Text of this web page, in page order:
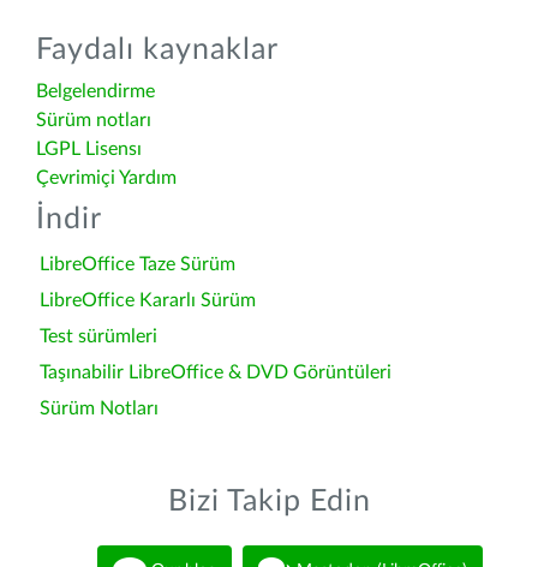
Faydalı kaynaklar
Belgelendirme
Sürüm notları
LGPL Lisensı
Çevrimiçi Yardım
İndir
LibreOffice Taze Sürüm
LibreOffice Kararlı Sürüm
Test sürümleri
Taşınabilir LibreOffice & DVD Görüntüleri
Sürüm Notları
Bizi Takip Edin